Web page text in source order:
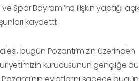
Spor Bayramı’na ilişkin yaptığı
kaydetti:
bugün Pozantı’mızın üzerinden
kurucusunun gençliğe